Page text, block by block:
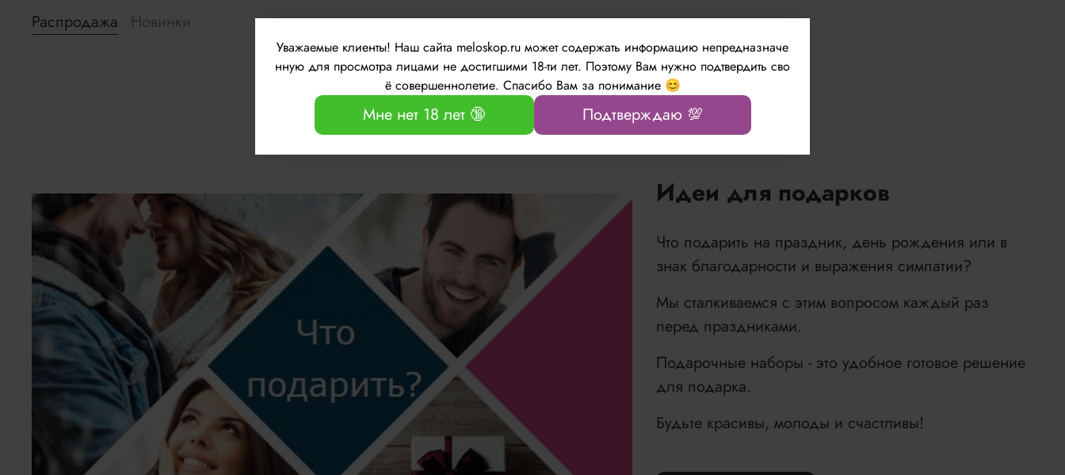
Распродажа Новинки
Идеи для подарков
Что подарить на праздник, день рождения или в
знак благодарности и выражения симпатии?
Мы сталкиваемся с этим вопросом каждый раз
перед праздниками.
Подарочные наборы - это удобное готовое решение
для подарка.
Будьте красивы, молоды и счастливы!
Уважаемые клиенты! Наш сайта meloskop.ru может содержать информацию непредназначе
нную для просмотра лицами не достигшими 18-ти лет. Поэтому Вам нужно подтвердить сво
ё совершеннолетие. Спасибо Вам за понимание 😊
Мне нет 18 лет 🔞 Подтверждаю 💯